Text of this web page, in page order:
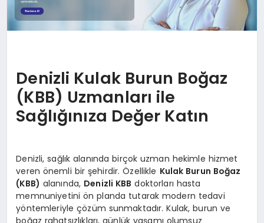
Denizli Kulak Burun Boğaz
(KBB) Uzmanları ile
Sağlığınıza Değer Katın
Denizli, sağlık alanında birçok uzman hekimle hizmet
veren önemli bir şehirdir. Özellikle Kulak Burun Boğaz
(KBB) alanında, Denizli KBB doktorları hasta
memnuniyetini ön planda tutarak modern tedavi
yöntemleriyle çözüm sunmaktadır. Kulak, burun ve